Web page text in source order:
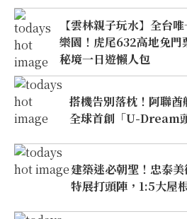
【雲林親子玩水】全台
樂園！虎尾632高地免
秘境一日遊懶人包
搭機告別落枕！阿聯酋
全球首創「U-Dream
建築迷必朝聖！忠泰
特展打頭陣，1:5大屋